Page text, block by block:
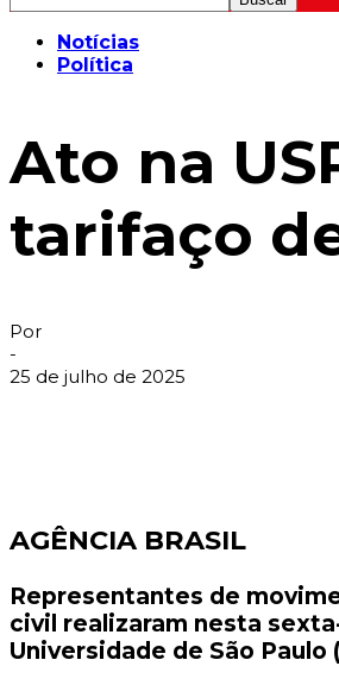
Notícias
Política
Ato na
tarifaço
Por
-
25 de julho de 2025
AGÊNCIA BRASIL
Representantes de
civil realizaram nesta
Universidade de São